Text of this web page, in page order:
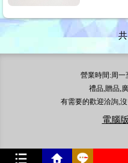
共
營業時間:周
禮品,贈品,
有需要的歡迎洽詢,
電腦版